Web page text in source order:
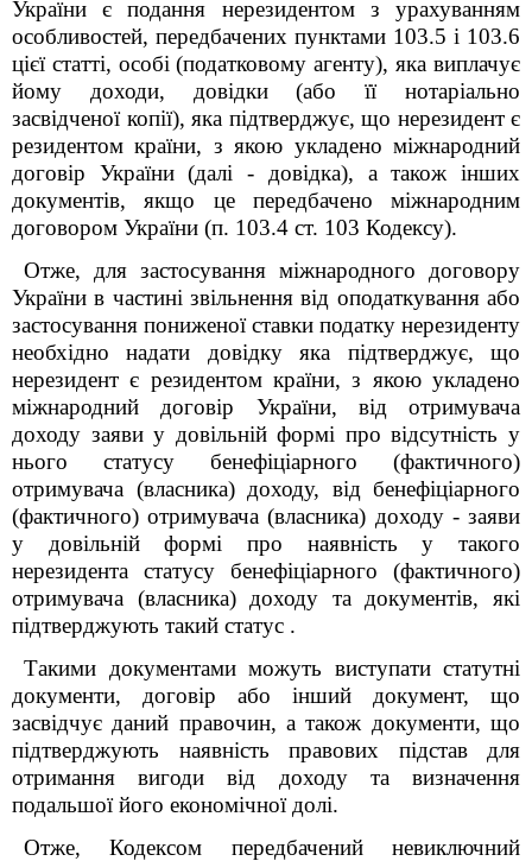
України є подання нерезидентом з урахуванням
особливостей, передбачених пунктами 103.5 і 103.6
цієї статті, особі (податковому агенту), яка виплачує
йому доходи, довідки (або її нотаріально
засвідченої копії), яка підтверджує, що нерезидент є
резидентом країни, з якою укладено міжнародний
договір України (далі - довідка), а також інших
документів, якщо це передбачено міжнародним
договором України (п. 103.4 ст. 103 Кодексу).
Отже, для застосування міжнародного договору
України в частині звільнення від оподаткування або
застосування пониженої ставки податку нерезиденту
необхідно надати довідку яка підтверджує, що
нерезидент є резидентом країни, з якою укладено
міжнародний договір України, від отримувача
доходу заяви у довільній формі про відсутність у
нього статусу бенефіціарного (фактичного)
отримувача (власника) доходу, від бенефіціарного
(фактичного) отримувача (власника) доходу - заяви
у довільній формі про наявність у такого
нерезидента статусу бенефіціарного (фактичного)
отримувача (власника) доходу та документів, які
підтверджують такий статус .
Такими документами можуть виступати статутні
документи, договір або інший документ, що
засвідчує даний правочин, а також документи, що
підтверджують наявність правових підстав для
отримання вигоди від доходу та визначення
подальшої його економічної долі.
Отже, Кодексом передбачений невиключний